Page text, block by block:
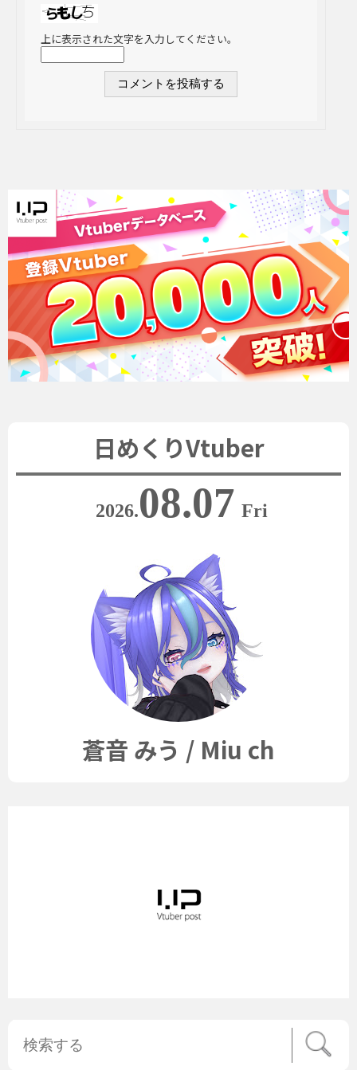
上に表示された文字を入力してください。
日めくりVtuber
2026.08.07 Fri
蒼音 みう / Miu ch